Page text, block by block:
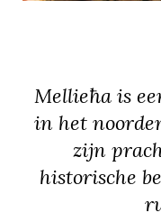
Mellieħa is
in het
zijn
historische